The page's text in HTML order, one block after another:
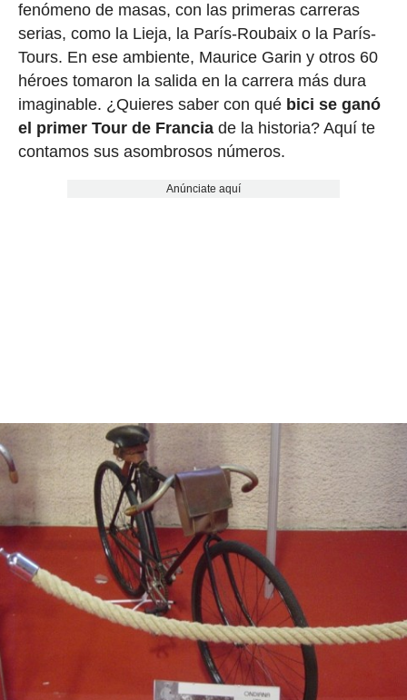
fenómeno de masas, con las primeras carreras
serias, como la Lieja, la París-Roubaix o la París-
Tours. En ese ambiente, Maurice Garin y otros 60
héroes tomaron la salida en la carrera más dura
imaginable. ¿Quieres saber con qué bici se ganó
el primer Tour de Franciade la historia? Aquí te
contamos sus asombrosos números.
Anúnciate aquí